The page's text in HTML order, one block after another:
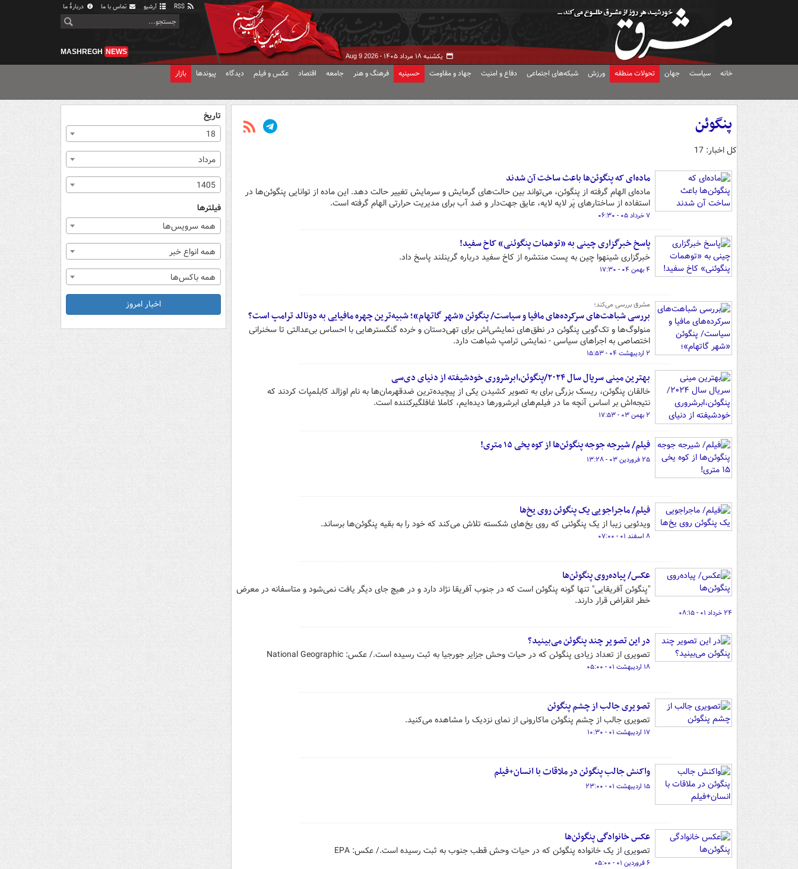
آرشیو تماس با ما دربارهٔ ما
یکشنبه ۱۸ مرداد ۱۴۰۵ - Aug 9 2026
MASHREGH NEWS
خانه سیاست جهان تحولات منطقه ورزش شبکه‌های اجتماعی دفاع و امنیت جهاد و مقاومت حسینیه فرهنگ و هنر جامعه اقتصاد عکس و فیلم دیدگاه پیوندها بازار
پنگوئن
کل اخبار: 17
ماده‌ای که پنگوئن‌ها باعث ساخت آن شدند
ماده‌ای الهام گرفته از پنگوئن، می‌تواند بین حالت‌های گرمایش و سرمایش تغییر حالت دهد. این ماده از توانایی پنگوئن‌ها در
استفاده از ساختارهای پَر لایه لایه، عایق جهت‌دار و ضد آب برای مدیریت حرارتی الهام گرفته است.
۷ خرداد ۰۵ - ۰۶:۳۰
پاسخ خبرگزاری چینی به «توهمات پنگوئنی» کاخ سفید!
خبرگزاری شینهوا چین به پست منتشره از کاخ سفید درباره گرینلند پاسخ داد.
۴ بهمن ۰۴ - ۱۷:۳۰
مشرق بررسی می‌کند؛
بررسی شباهت‌های سرکرده‌های مافیا و سیاست/ پنگوئن «شهر گاتهام»؛ شبیه‌ترین چهره مافیایی به دونالد ترامپ است؟
منولوگ‌ها و تک‌گویی‌ پنگوئن در نطق‌های نمایشی‌اش برای تهی‌دستان و خرده گنگسترهایی با احساس بی‌عدالتی تا سخنرانی‌
اختصاصی به اجراهای سیاسی - نمایشی ترامپ شباهت دارد.
۲ اردیبهشت ۰۴ - ۱۵:۵۳
بهترین مینی سریال سال ۲۰۲۴/پنگوئن،ابرشروری خودشیفته از دنیای دی‌سی
خالقان پنگوئن، ریسک بزرگی برای به تصویر کشیدن یکی از پیچیده‌ترین ضدقهرمان‌ها به نام اوزالد کابلمپات کردند که
نتیجه‌اش بر اساس آنچه ما در فیلم‌های ابرشرورها دیده‌ایم، کاملا غافلگیرکننده است.
۲ بهمن ۰۳ - ۱۷:۵۳
فیلم/ شیرجه جوجه پنگوئن‌ها از کوه یخی ۱۵ متری!
۲۵ فروردین ۰۳ - ۱۳:۲۸
فیلم/ ماجراجویی یک پنگوئن روی یخ‌ها
ویدئویی زیبا از یک پنگوئنی که روی یخ‌های شکسته تلاش می‌کند که خود را به بقیه پنگوئن‌ها برساند.
۸ اسفند ۰۱ - ۰۷:۰۰
عکس/ پیاده‌روی پنگوئن‌‎ها
"پنگوئن آفریقایی" تنها گونه پنگوئن است که در جنوب آفریقا نژاد دارد و در هیچ جای دیگر یافت نمی‌شود و متاسفانه در معرض
خطر انقراض قرار دارند.
۲۴ خرداد ۰۱ - ۰۸:۱۵
در این تصویر چند پنگوئن می‌بینید؟
تصویری از تعداد زیادی پنگوئن که در حیات وحش جزایر جورجیا به ثبت رسیده است./ عکس: National Geographic
۱۸ اردیبهشت ۰۱ - ۰۵:۰۰
تصویری جالب از چشم پنگوئن
تصویری جالب از چشم پنگوئن ماکارونی از نمای نزدیک را مشاهده می‌کنید.
۱۷ اردیبهشت ۰۱ - ۱۰:۳۰
واکنش جالب پنگوئن در ملاقات با انسان+فیلم
۱۵ اردیبهشت ۰۱ - ۲۳:۰۰
عکس خانوادگی پنگوئن‌ها
تصویری از یک خانواده پنگوئن که در حیات وحش قطب جنوب به ثبت رسیده است./ عکس: EPA
۶ فروردین ۰۱ - ۰۵:۰۰
تاریخ
18
مرداد
1405
فیلترها
همه سرویس‌ها
همه انواع خبر
همه باکس‌ها
اخبار امروز